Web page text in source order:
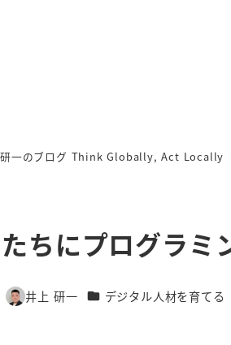
一のブログ Think Globally, Act Locally
ちにプログラミ
著
井上 研一 カテゴリー
デジタル人材を育てる